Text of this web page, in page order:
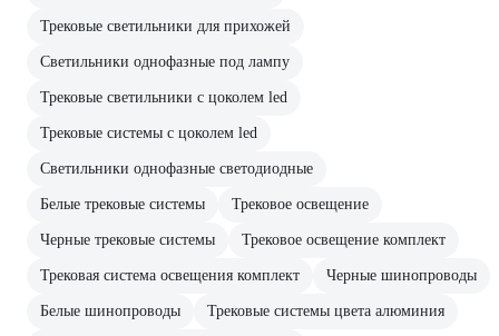
Трековые светильники для прихожей
Светильники однофазные под лампу
Трековые светильники с цоколем led
Трековые системы с цоколем led
Светильники однофазные светодиодные
Белые трековые системы Трековое освещение
Черные трековые системы Трековое освещение комплект
Трековая система освещения комплект Черные шинопроводы
Белые шинопроводы Трековые системы цвета алюминия